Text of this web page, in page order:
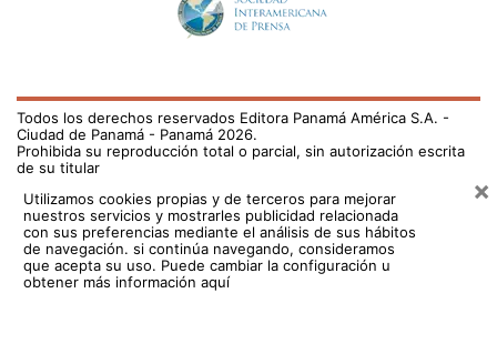
Todos los derechos reservados Editora Panamá América S.A. -
Ciudad de Panamá - Panamá 2026.
Prohibida su reproducción total o parcial, sin autorización escrita
de su titular
Utilizamos cookies propias y de terceros para mejorar
nuestros servicios y mostrarles publicidad relacionada
con sus preferencias mediante el análisis de sus hábitos
de navegación. si continúa navegando, consideramos
que acepta su uso. Puede cambiar la configuración u
obtener más información aquí
×